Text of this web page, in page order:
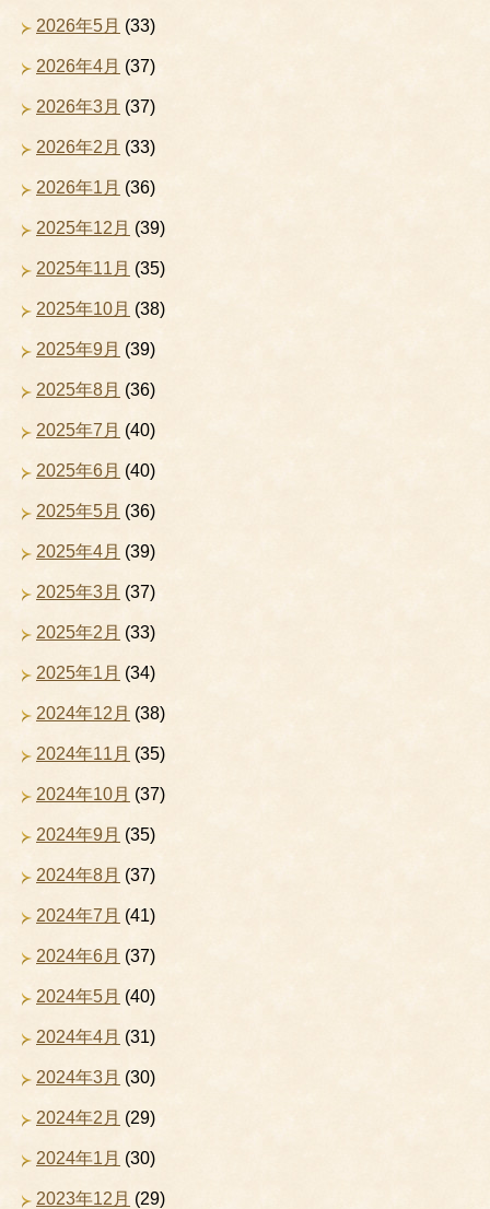
2026年5月 (33)
2026年4月 (37)
2026年3月 (37)
2026年2月 (33)
2026年1月 (36)
2025年12月 (39)
2025年11月 (35)
2025年10月 (38)
2025年9月 (39)
2025年8月 (36)
2025年7月 (40)
2025年6月 (40)
2025年5月 (36)
2025年4月 (39)
2025年3月 (37)
2025年2月 (33)
2025年1月 (34)
2024年12月 (38)
2024年11月 (35)
2024年10月 (37)
2024年9月 (35)
2024年8月 (37)
2024年7月 (41)
2024年6月 (37)
2024年5月 (40)
2024年4月 (31)
2024年3月 (30)
2024年2月 (29)
2024年1月 (30)
2023年12月 (29)